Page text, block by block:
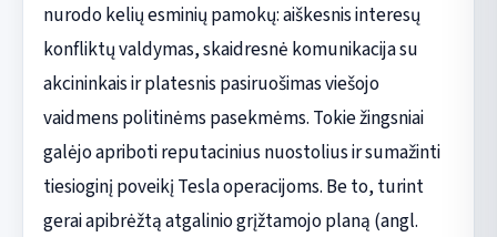
nurodo kelių esminių pamokų: aiškesnis interesų
konfliktų valdymas, skaidresnė komunikacija su
akcininkais ir platesnis pasiruošimas viešojo
vaidmens politinėms pasekmėms. Tokie žingsniai
galėjo apriboti reputacinius nuostolius ir sumažinti
tiesioginį poveikį Tesla operacijoms. Be to, turint
gerai apibrėžtą atgalinio grįžtamojo planą (angl.